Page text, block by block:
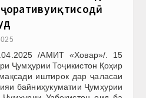
иқтисодӣ
/АМИТ «Ховар»/. 15
Ҷумҳурии Тоҷикистон Қоҳир
иштирок дар ҷаласаи
байниҳукуматии Ҷумҳурии